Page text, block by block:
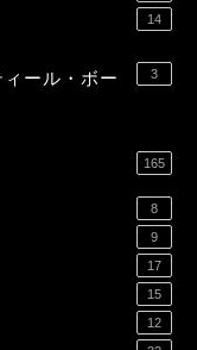
14
ール・ボー
3
165
8
9
17
15
12